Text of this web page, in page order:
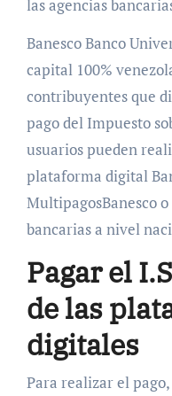
las agencias
Banesco Banco
capital 100%
contribuyentes que
pago del Impuesto
usuarios pueden
plataforma digital
MultipagosBanesco
bancarias a nivel
Pagar el
de las
digitales
Para realizar el